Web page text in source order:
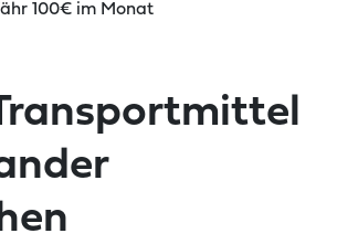
100€ im Monat